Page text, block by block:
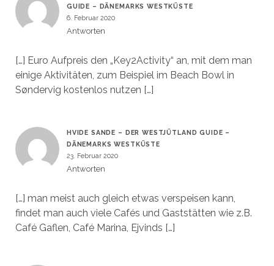
GUIDE – DÄNEMARKS WESTKÜSTE
6. Februar 2020
Antworten
[…] Euro Aufpreis den „Key2Activity“ an, mit dem man
einige Aktivitäten, zum Beispiel im Beach Bowl in
Søndervig kostenlos nutzen […]
HVIDE SANDE – DER WESTJÜTLAND GUIDE –
DÄNEMARKS WESTKÜSTE
23. Februar 2020
Antworten
[…] man meist auch gleich etwas verspeisen kann,
findet man auch viele Cafés und Gaststätten wie z.B.
Café Gaflen, Café Marina, Ejvinds […]